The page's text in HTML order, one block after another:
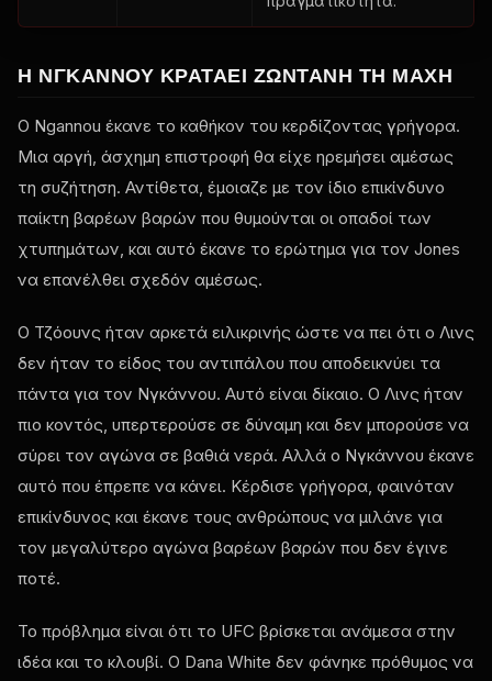
Η ΝΓΚΆΝΝΟΥ ΚΡΑΤΆΕΙ ΖΩΝΤΑΝΉ ΤΗ ΜΆΧΗ
Ο Ngannou έκανε το καθήκον του κερδίζοντας γρήγορα.
Μια αργή, άσχημη επιστροφή θα είχε ηρεμήσει αμέσως
τη συζήτηση. Αντίθετα, έμοιαζε με τον ίδιο επικίνδυνο
παίκτη βαρέων βαρών που θυμούνται οι οπαδοί των
χτυπημάτων, και αυτό έκανε το ερώτημα για τον Jones
να επανέλθει σχεδόν αμέσως.
Ο Τζόουνς ήταν αρκετά ειλικρινής ώστε να πει ότι ο Λινς
δεν ήταν το είδος του αντιπάλου που αποδεικνύει τα
πάντα για τον Νγκάννου. Αυτό είναι δίκαιο. Ο Λινς ήταν
πιο κοντός, υπερτερούσε σε δύναμη και δεν μπορούσε να
σύρει τον αγώνα σε βαθιά νερά. Αλλά ο Νγκάννου έκανε
αυτό που έπρεπε να κάνει. Κέρδισε γρήγορα, φαινόταν
επικίνδυνος και έκανε τους ανθρώπους να μιλάνε για
τον μεγαλύτερο αγώνα βαρέων βαρών που δεν έγινε
ποτέ.
Το πρόβλημα είναι ότι το UFC βρίσκεται ανάμεσα στην
ιδέα και το κλουβί. Ο Dana White δεν φάνηκε πρόθυμος να